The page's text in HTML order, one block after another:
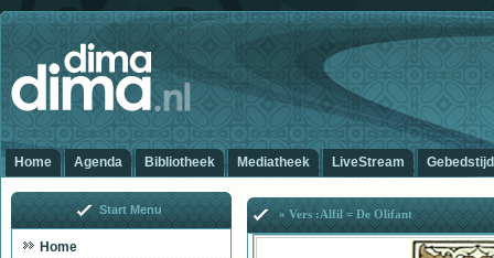
Home Agenda Bibliotheek Mediatheek LiveStream
» Vers :Alfil = De Olifant
Start Menu
Home